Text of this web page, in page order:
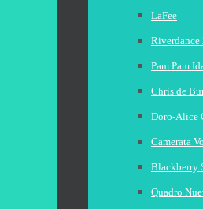
LaFee
Riverdance
Pam Pam
Chris de
Doro-Alice
Camerata
Blackberry
Quadro